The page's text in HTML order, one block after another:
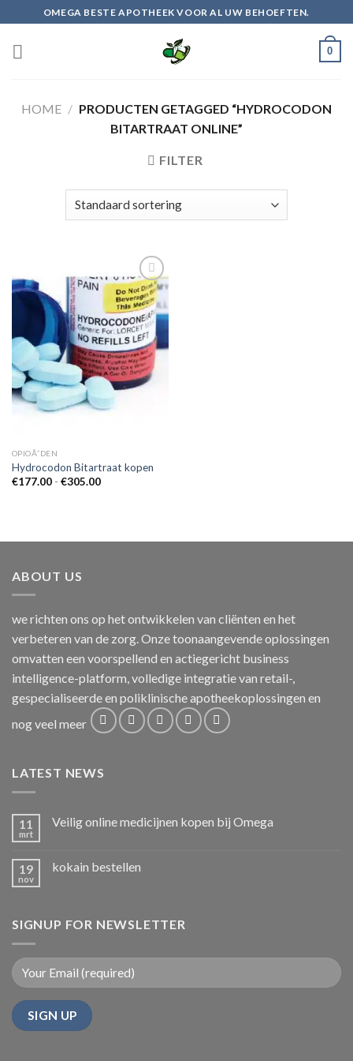
to
content
OMEGA BESTE APOTHEEK VOOR AL UW BEHOEFTEN.
0
HOME / PRODUCTEN GETAGGED “HYDROCODON
BITARTRAAT ONLINE”
FILTER
Add to
wishlist
OPIOÃ¯DEN
Hydrocodon Bitartraat kopen
€177.00 - €305.00Prijsklasse:
ABOUT US
we richten ons op het ontwikkelen van cliënten en het
verbeteren van de zorg. Onze toonaangevende oplossingen
omvatten een voorspellend en actiegericht business
intelligence-platform, volledige integratie van retail-,
gespecialiseerde en poliklinische apotheekoplossingen en
nog veel meer
LATEST NEWS
11
mrt
Veilig online medicijnen kopen bij Omega
19
nov
kokain bestellen
SIGNUP FOR NEWSLETTER